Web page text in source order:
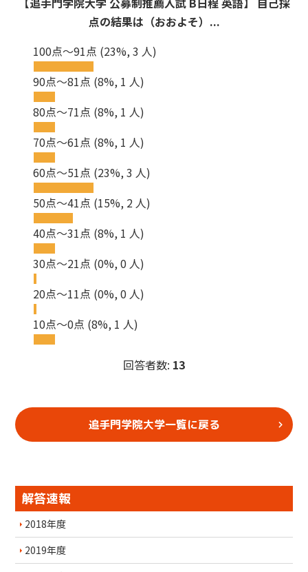
点の結果は（おおよそ）...
100点～91点 (23%, 3 人)
90点～81点 (8%, 1 人)
80点～71点 (8%, 1 人)
70点～61点 (8%, 1 人)
60点～51点 (23%, 3 人)
50点～41点 (15%, 2 人)
40点～31点 (8%, 1 人)
30点～21点 (0%, 0 人)
20点～11点 (0%, 0 人)
10点～0点 (8%, 1 人)
回答者数: 13
追手門学院大学一覧に戻る
解答速報
2018年度
2019年度